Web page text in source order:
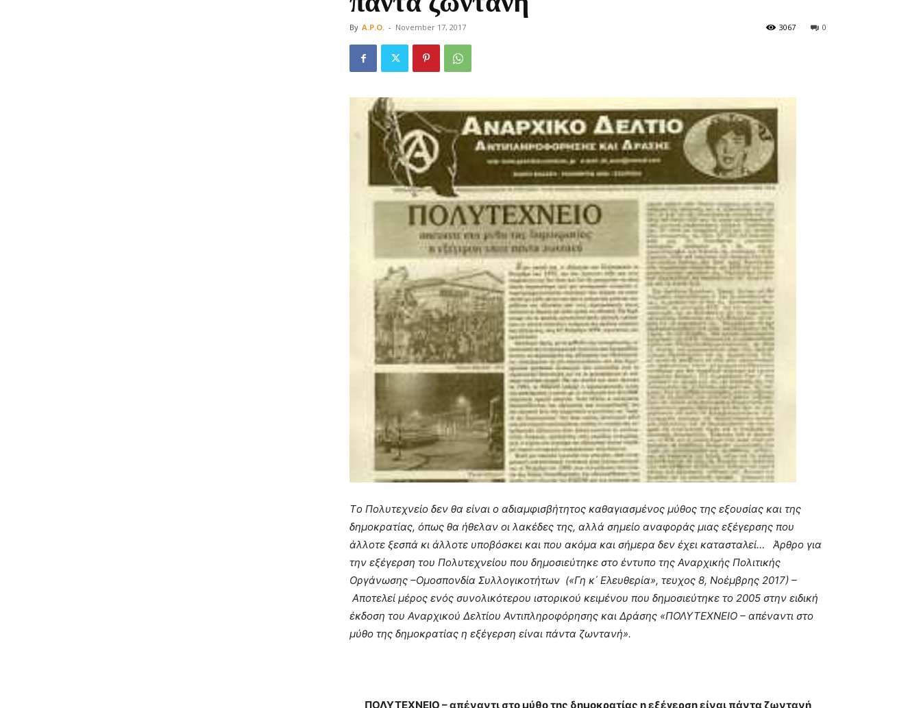
Οργάνωση
By A.P.O. - November 17, 2017 0
3067
Tο Πολυτεχνείο δεν θα είναι ο αδιαµφισβήτητος καθαγιασµένος µύθος της εξουσίας και της
δηµοκρατίας, όπως θα ήθελαν οι λακέδες της, αλλά σηµείο αναφοράς µιας εξέγερσης που
άλλοτε ξεσπά κι άλλοτε υποβόσκει και που ακόµα και σήµερα δεν έχει κατασταλεί… Άρθρο για
την εξέγερση του Πολυτεχνείου που δημοσιεύτηκε στο έντυπο της Αναρχικής Πολιτικής
Οργάνωσης –Ομοσπονδία Συλλογικοτήτων («Γη κ΄ Ελευθερία», τευχος 8, Νοέμβρης 2017) –
Αποτελεί µέρος ενός συνολικότερου ιστορικού κειµένου που δηµοσιεύτηκε το 2005 στην ειδική
έκδοση του Αναρχικού Δελτίου Αντιπληροφόρησης και Δράσης «ΠΟΛΥΤΕΧΝΕΙΟ – απέναντι στο
µύθο της δηµοκρατίας η εξέγερση είναι πάντα ζωντανή».
ΠΟΛΥΤΕΧΝΕΙΟ – απέναντι στο µύθο της δηµοκρατίας η εξέγερση είναι πάντα ζωντανή